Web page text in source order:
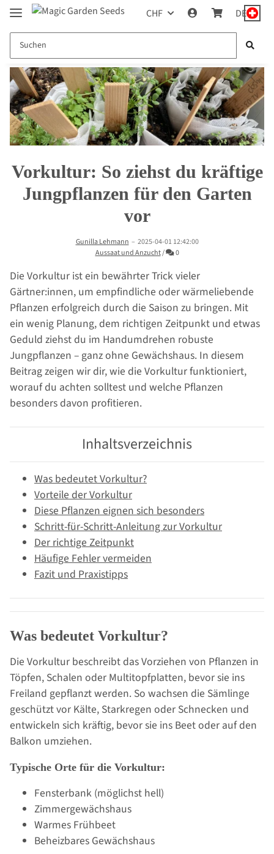
CHF DE
Vorkultur: So ziehst du kräftige
Jungpflanzen für den Garten
vor
Gunilla Lehmann – 2025-04-01 12:42:00
Aussaat und Anzucht/ Kommentare
0
Die Vorkultur ist ein bewährter Trick vieler
Gärtner:innen, um empfindliche oder wärmeliebende
Pflanzen erfolgreich durch die Saison zu bringen. Mit
ein wenig Planung, dem richtigen Zeitpunkt und etwas
Geduld ziehst du im Handumdrehen robuste
Jungpflanzen – ganz ohne Gewächshaus. In diesem
Beitrag zeigen wir dir, wie die Vorkultur funktioniert,
worauf du achten solltest und welche Pflanzen
besonders davon profitieren.
Inhaltsverzeichnis
Was bedeutet Vorkultur?
Vorteile der Vorkultur
Diese Pflanzen eignen sich besonders
Schritt-für-Schritt-Anleitung zur Vorkultur
Der richtige Zeitpunkt
Häufige Fehler vermeiden
Fazit und Praxistipps
Was bedeutet Vorkultur?
Die Vorkultur beschreibt das Vorziehen von Pflanzen in
Töpfen, Schalen oder Multitopfplatten, bevor sie ins
Freiland gepflanzt werden. So wachsen die Sämlinge
geschützt vor Kälte, Starkregen oder Schnecken und
entwickeln sich kräftig, bevor sie ins Beet oder auf den
Balkon umziehen.
Typische Orte für die Vorkultur:
Fensterbank (möglichst hell)
Zimmergewächshaus
Warmes Frühbeet
Beheizbares Gewächshaus